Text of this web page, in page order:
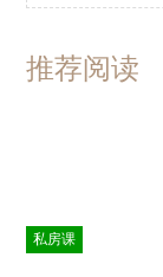
推荐阅读
私房课